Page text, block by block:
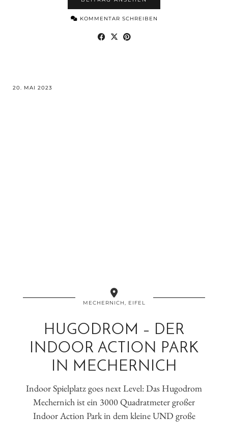
KOMMENTAR SCHREIBEN
20. MAI 2023
MECHERNICH, EIFEL
HUGODROM – DER
INDOOR ACTION PARK
IN MECHERNICH
Indoor Spielplatz goes next Level: Das Hugodrom
Mechernich ist ein 3000 Quadratmeter großer
Indoor Action Park in dem kleine UND große